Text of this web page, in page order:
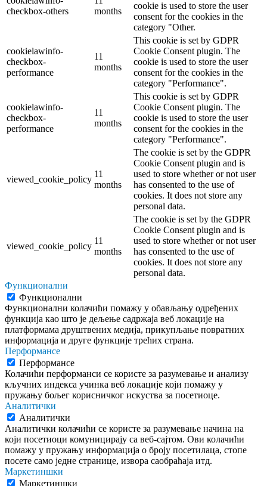
checkbox-others
months
cookie is used to store the user
consent for the cookies in the
category "Other.
cookielawinfo-
checkbox-
performance
11
months
This cookie is set by GDPR
Cookie Consent plugin. The
cookie is used to store the user
consent for the cookies in the
category "Performance".
cookielawinfo-
checkbox-
performance
11
months
This cookie is set by GDPR
Cookie Consent plugin. The
cookie is used to store the user
consent for the cookies in the
category "Performance".
viewed_cookie_policy
11
months
The cookie is set by the GDPR
Cookie Consent plugin and is
used to store whether or not user
has consented to the use of
cookies. It does not store any
personal data.
viewed_cookie_policy
11
months
The cookie is set by the GDPR
Cookie Consent plugin and is
used to store whether or not user
has consented to the use of
cookies. It does not store any
personal data.
Функционални
Функционални
Функционални колачићи помажу у обављању одређених
функција као што је дељење садржаја веб локације на
платформама друштвених медија, прикупљање повратних
информација и друге функције трећих страна.
Перформансе
Перформансе
Колачићи перформанси се користе за разумевање и анализу
кључних индекса учинка веб локације који помажу у
пружању бољег корисничког искуства за посетиоце.
Аналитички
Аналитички
Аналитички колачићи се користе за разумевање начина на
који посетиоци комуницирају са веб-сајтом. Ови колачићи
помажу у пружању информација о броју посетилаца, стопе
посете само једне странице, извора саобраћаја итд.
Маркетиншки
Маркетиншки